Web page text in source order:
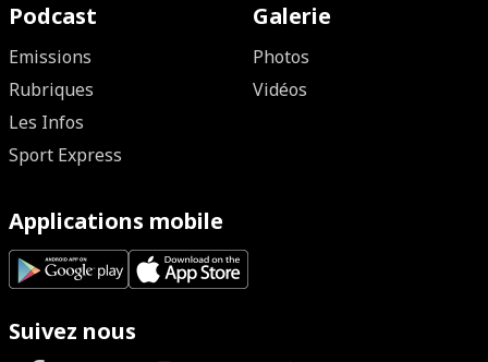
Podcast
Emissions
Rubriques
Les Infos
Sport Express
Galerie
Photos
Vidéos
Applications mobile
Suivez nous